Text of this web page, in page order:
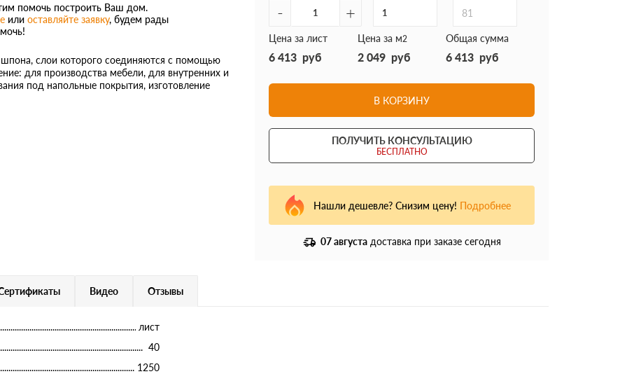
помочь построить Ваш дом.
или оставляйте заявку, будем рады
слои которого соединяются с помощью
для производства мебели, для внутренних и
под напольные покрытия, изготовление
- + 81
Цена за лист
6 413 руб
Цена за м2
2 049 руб
Общая сумма
6 413 руб
В КОРЗИНУ
ПОЛУЧИТЬ КОНСУЛЬТАЦИЮ
БЕСПЛАТНО
Нашли дешевле? Снизим цену! Подробнее
07 августа доставка при заказе сегодня
Видео Отзывы
лист
40
1250